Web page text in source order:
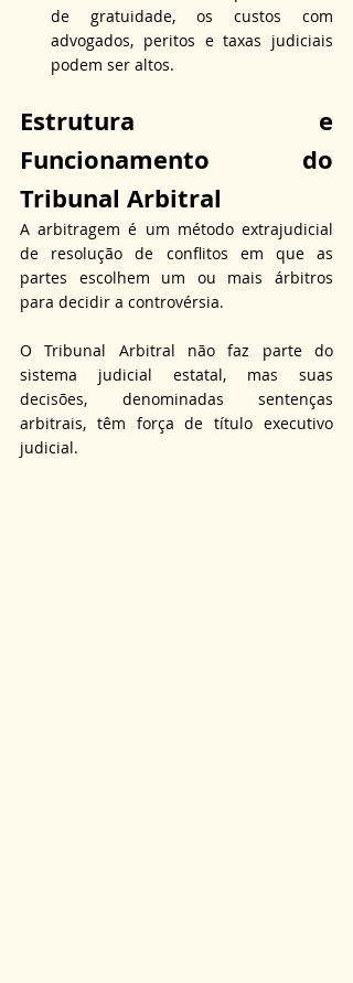
de gratuidade, os custos com
advogados, peritos e taxas judiciais
podem ser altos.
Estrutura e
Funcionamento do
Tribunal Arbitral
A arbitragem é um método extrajudicial
de resolução de conflitos em que as
partes escolhem um ou mais árbitros
para decidir a controvérsia.
O Tribunal Arbitral não faz parte do
sistema judicial estatal, mas suas
decisões, denominadas sentenças
arbitrais, têm força de título executivo
judicial.